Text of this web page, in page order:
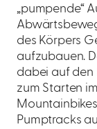
„pumpende“
des Körpers
aufzubauen.
dabei auf den
zum Starten
Pumptracks